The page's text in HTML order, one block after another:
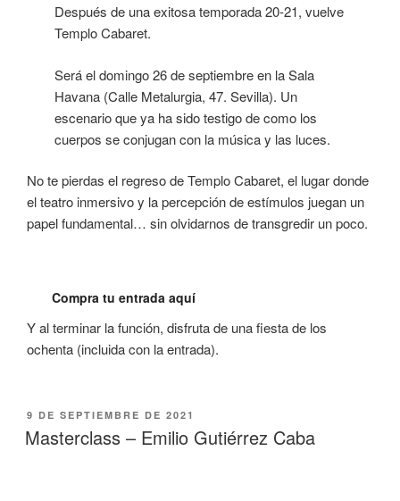
Después de una exitosa temporada 20-21, vuelve
Templo Cabaret.
Será el domingo 26 de septiembre en la Sala
Havana (Calle Metalurgia, 47. Sevilla). Un
escenario que ya ha sido testigo de como los
cuerpos se conjugan con la música y las luces.
No te pierdas el regreso de Templo Cabaret, el lugar donde
el teatro inmersivo y la percepción de estímulos juegan un
papel fundamental… sin olvidarnos de transgredir un poco.
Compra tu entrada aquí
Y al terminar la función, disfruta de una fiesta de los
ochenta (incluida con la entrada).
9 DE SEPTIEMBRE DE 2021
Masterclass – Emilio Gutiérrez Caba